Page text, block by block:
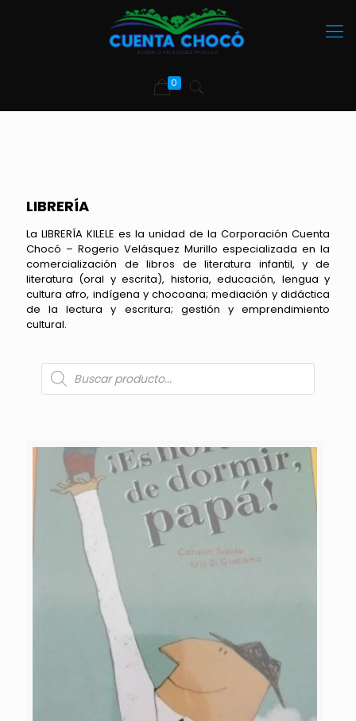
0
LIBRERÍA
La LIBRERÍA KILELE es la unidad de la Corporación Cuenta
Chocó – Rogerio Velásquez Murillo especializada en la
comercialización de libros de literatura infantil, y de
literatura (oral y escrita), historia, educación, lengua y
cultura afro, indígena y chocoana; mediación y didáctica
de la lectura y escritura; gestión y emprendimiento
cultural.
Búsqueda
de
productos